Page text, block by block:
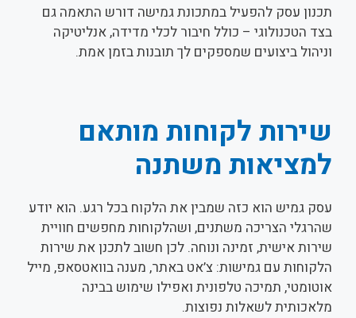
תכנון עסק להפעיל במתכונת גמישה דורש התאמה גם
בצד הטכנולוגי – כולל חיבור לכלי מדידה, אנליטיקה
וניהול ביצועים שמספקים לך תובנות בזמן אמת.
שירות לקוחות מותאם
למציאות משתנה
עסק גמיש הוא כזה שמבין את הלקוח בכל רגע. הוא יודע
שהרגלי הצריכה משתנים, ושהלקוחות מחפשים חוויית
שירות אישית, זמינה ונוחה. לכן חשוב לתכנן את שירות
הלקוחות עם גמישות: צ’אט באתר, מענה בוואטסאפ, מייל
אוטומטי, תמיכה טלפונית ואפילו שימוש בבינה
מלאכותית לשאלות נפוצות.